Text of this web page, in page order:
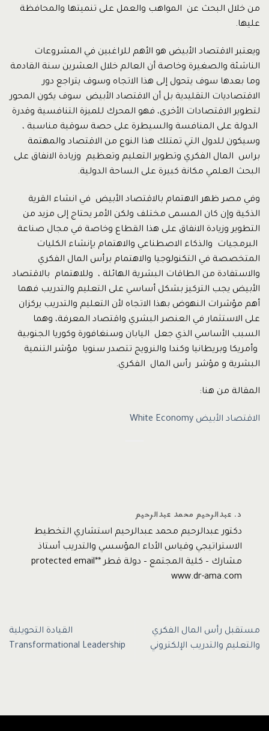
من خلال البحث عن المواهب والعمل على تنميتها والمحافظة
عليها.
ويعتبر الاقتصاد الأبيض هو الأهم للراغبين في المشروعات
الناشئة والصغيرة وخاصة أن العالم خلال العشرين سنة القادمة
وما بعدها سوف يتحول إلى هذا الاتجاه وسوف يتراجع دور
الاقتصاديات التقليدية بل أن الاقتصاد الأبيض سوف يكون المحور
لتطوير الاقتصادات الأخرى، فهو المحرك للميزة التنافسية وقدرة
الدولة على المنافسة والسيطرة على حصة سوقية مناسبة ،
وسيكون للدول التي تمتلك هذا النوع من الاقتصاد والمهتمة
براس المال الفكري وتطوير التعليم وتعظيم وزيادة الانفاق على
البحث العلمي مكانة كبيرة على الساحة الدولية.
وفي مصر ظهر الاهتمام بالاقتصاد الأبيض في انشاء القرية
الذكية وإن كان المسمى مختلف ولكن الأمر يحتاج إلى مزيد من
التطوير وزيادة الانفاق على هذا القطاع وخاصة في مجال صناعة
البرمجيات والذكاء الاصطناعي والاهتمام بإنشاء الكليات
المتخصصة في التكنولوجيا والاهتمام برأس المال الفكري
والاستفادة من الطاقات البشرية الهائلة ، وللاهتمام بالاقتصاد
الأبيض يجب التركيز بشكل أساسي على التعليم والتدريب فهما
أهم مؤشرات النهوض بهذا الاتجاه لأن التعليم والتدريب يركزان
على الاستثمار في العنصر البشري واقتصاد المعرفة، وهما
السبب الأساسي الذي جعل اليابان وسنغافورة وكوريا الجنوبية
وأمريكا وبريطانيا وكندا والنرويج تتصدر سنويا مؤشر التنمية
البشرية و مؤشر رأس المال الفكري.
المقالة من هنا:
الاقتصاد الأبيض White Economy
د. عبدالرحيم محمد عبدالرحيم
دكتور عبدالرحيم محمد عبدالرحيم استشاري التخطيط
الاستراتيجي وقياس الأداء المؤسسي والتدريب أستاذ
مشارك – كلية المجتمع – دولة قطر *protected email*
www.dr-ama.com
مستقبل رأس المال الفكري
والتعليم والتدريب الإلكتروني
القيادة التحويلية
Transformational Leadership